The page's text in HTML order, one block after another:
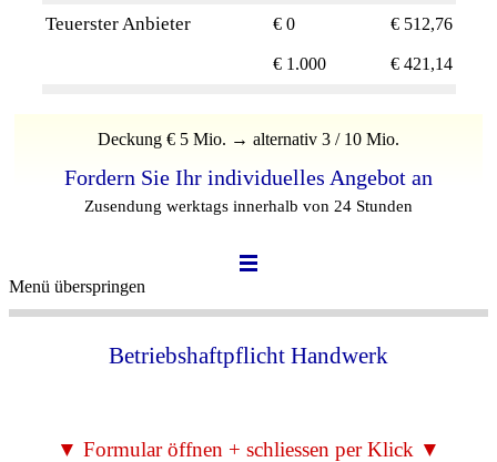
Teuerster Anbieter € 0 € 512,76
€ 1.000 € 421,14
Deckung € 5 Mio. → alternativ 3 / 10 Mio.
Fordern Sie Ihr individuelles Angebot an
Zusendung werktags innerhalb von 24 Stunden
Menü überspringen
Betriebshaftpflicht Handwerk
▼ Formular öffnen + schliessen per Klick ▼